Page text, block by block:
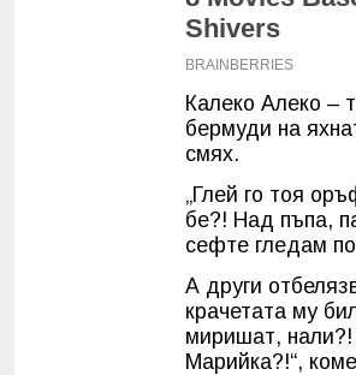
Калеко Алеко –
бермуди на
смях.
„Глей го тоя
бе?! Над пъпа,
сефте гледам
А други
крачетата му
миришат, нали?!
Марийка?!“,